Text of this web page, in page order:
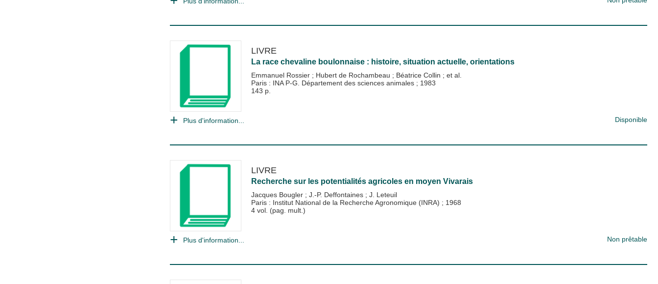
LIVRE
La race chevaline boulonnaise : histoire, situation actuelle, orientations
Emmanuel Rossier ; Hubert de Rochambeau ; Béatrice Collin ; et al.
Paris : INA P-G. Département des sciences animales ; 1983
143 p.
Plus d'information... Disponible
LIVRE
Recherche sur les potentialités agricoles en moyen Vivarais
Jacques Bougler ; J.-P. Deffontaines ; J. Leteuil
Paris : Institut National de la Recherche Agronomique (INRA) ; 1968
4 vol. (pag. mult.)
Plus d'information... Non prêtable